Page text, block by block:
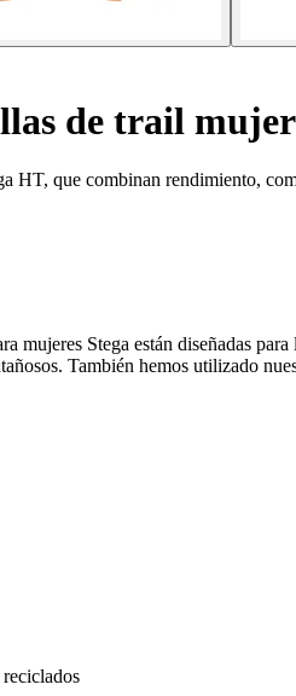
de trail
HT, que combinan rendimiento,
mujeres Stega están diseñadas
También hemos utilizado